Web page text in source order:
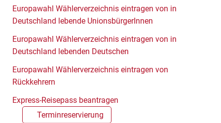
Europawahl Wählerverzeichnis eintragen von in
Deutschland lebende UnionsbürgerInnen
Europawahl Wählerverzeichnis eintragen von in
Deutschland lebenden Deutschen
Europawahl Wählerverzeichnis eintragen von
Rückkehrern
Express-Reisepass beantragen
Terminreservierung